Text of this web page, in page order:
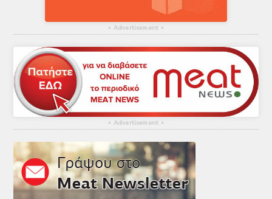
▴ Advertisement ▴
▴ Advertisement ▴